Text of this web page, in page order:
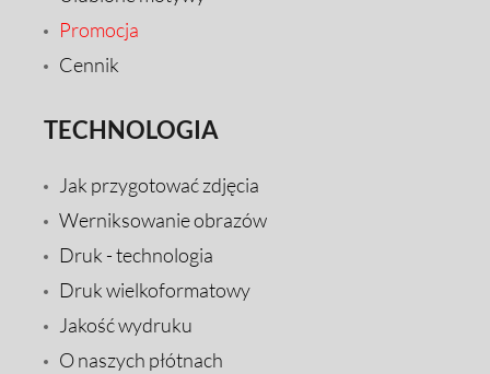
Promocja
Cennik
TECHNOLOGIA
Jak przygotować zdjęcia
Werniksowanie obrazów
Druk - technologia
Druk wielkoformatowy
Jakość wydruku
O naszych płótnach